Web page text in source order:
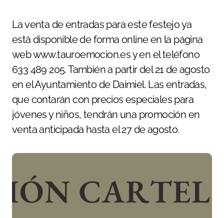
La venta de entradas para este festejo ya
está disponible de forma online en la página
web www.tauroemocion.es y en el teléfono
633 489 205. También a partir del 21 de agosto
en el Ayuntamiento de Daimiel. Las entradas,
que contarán con precios especiales para
jóvenes y niños, tendrán una promoción en
venta anticipada hasta el 27 de agosto.